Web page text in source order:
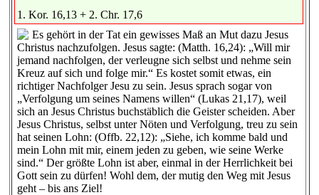
1. Kor. 16,13 + 2. Chr. 17,6
Es gehört in der Tat ein gewisses Maß an Mut dazu Jesus
Christus nachzufolgen. Jesus sagte: (Matth. 16,24): „Will mir
jemand nachfolgen, der verleugne sich selbst und nehme sein
Kreuz auf sich und folge mir.“ Es kostet somit etwas, ein
richtiger Nachfolger Jesu zu sein. Jesus sprach sogar von
„Verfolgung um seines Namens willen“ (Lukas 21,17), weil
sich an Jesus Christus buchstäblich die Geister scheiden. Aber
Jesus Christus, selbst unter Nöten und Verfolgung, treu zu sein
hat seinen Lohn: (Offb. 22,12): „Siehe, ich komme bald und
mein Lohn mit mir, einem jeden zu geben, wie seine Werke
sind.“ Der größte Lohn ist aber, einmal in der Herrlichkeit bei
Gott sein zu dürfen! Wohl dem, der mutig den Weg mit Jesus
geht – bis ans Ziel!